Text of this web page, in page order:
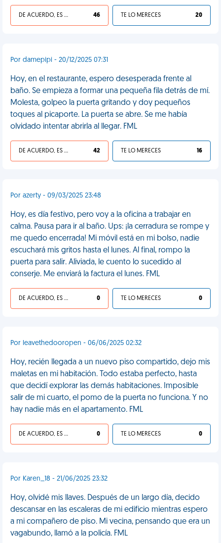
DE ACUERDO, ES UNA VIDA HP 46 TE LO MERECES 20
Por damepipi - 20/12/2025 07:31
Hoy, en el restaurante, espero desesperada frente al
baño. Se empieza a formar una pequeña fila detrás de mí.
Molesta, golpeo la puerta gritando y doy pequeños
toques al picaporte. La puerta se abre. Se me había
olvidado intentar abrirla al llegar. FML
DE ACUERDO, ES UNA VIDA HP 42 TE LO MERECES 16
Por azerty - 09/03/2025 23:48
Hoy, es día festivo, pero voy a la oficina a trabajar en
calma. Pausa para ir al baño. Ups: ¡la cerradura se rompe y
me quedo encerrada! Mi móvil está en mi bolso, nadie
escuchará mis gritos hasta el lunes. Al final, rompo la
puerta para salir. Aliviada, le cuento lo sucedido al
conserje. Me enviará la factura el lunes. FML
DE ACUERDO, ES UNA VIDA HP 0 TE LO MERECES 0
Por leavethedooropen - 06/06/2025 02:32
Hoy, recién llegada a un nuevo piso compartido, dejo mis
maletas en mi habitación. Todo estaba perfecto, hasta
que decidí explorar las demás habitaciones. Imposible
salir de mi cuarto, el pomo de la puerta no funciona. Y no
hay nadie más en el apartamento. FML
DE ACUERDO, ES UNA VIDA HP 0 TE LO MERECES 0
Por Karen_18 - 21/06/2025 23:32
Hoy, olvidé mis llaves. Después de un largo día, decido
descansar en las escaleras de mi edificio mientras espero
a mi compañero de piso. Mi vecina, pensando que era un
vagabundo, llamó a la policía. FML